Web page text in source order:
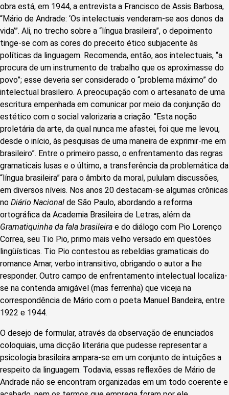
obra está, em 1944, a entrevista a Francisco de Assis Barbosa,
“Mário de Andrade: ‘Os intelectuais venderam-se aos donos da
vida’”. Ali, no trecho sobre a “língua brasileira”, o depoimento
tinge-se com as cores do preceito ético subjacente às
políticas da linguagem. Recomenda, então, aos intelectuais, “a
procura de um instrumento de trabalho que os aproximasse do
povo”; esse deveria ser considerado o “problema máximo” do
intelectual brasileiro. A preocupação com o artesanato de uma
escritura empenhada em comunicar por meio da conjunção do
estético com o social valorizaria a criação: “Esta noção
proletária da arte, da qual nunca me afastei, foi que me levou,
desde o início, às pesquisas de uma maneira de exprimir-me em
brasileiro”. Entre o primeiro passo, o enfrentamento das regras
gramaticais lusas e o último, a transferência da problemática da
“língua brasileira” para o âmbito da moral, pululam discussões,
em diversos níveis. Nos anos 20 destacam-se algumas crônicas
no Diário Nacional de São Paulo, abordando a reforma
ortográfica da Academia Brasileira de Letras, além da
Gramatiquinha da fala brasileira e do diálogo com Pio Lorenço
Correa, seu Tio Pio, primo mais velho versado em questões
lingüísticas. Tio Pio contestou as rebeldias gramaticais do
romance Amar, verbo intransitivo, obrigando o autor a lhe
responder. Outro campo de enfrentamento intelectual localiza-
se na contenda amigável (mas ferrenha) que viceja na
correspondência de Mário com o poeta Manuel Bandeira, entre
1922 e 1944.
O desejo de formular, através da observação de enunciados
coloquiais, uma dicção literária que pudesse representar a
psicologia brasileira ampara-se em um conjunto de intuições a
respeito da linguagem. Todavia, essas reflexões de Mário de
Andrade não se encontram organizadas em um todo coerente e